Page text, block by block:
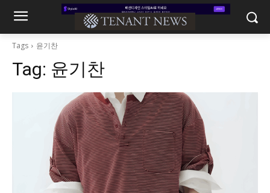
Tags 윤기찬
Tag: 윤기찬